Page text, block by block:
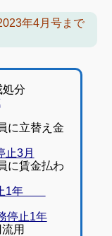
年4月号まで
分
立替え金
3月
に賃金払わ
止1年
止1年
用